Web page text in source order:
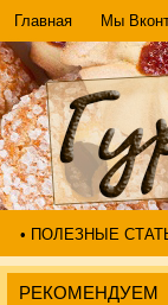
Главная Мы
• ПОЛЕЗНЫЕ
РЕКОМЕНДУЕМ